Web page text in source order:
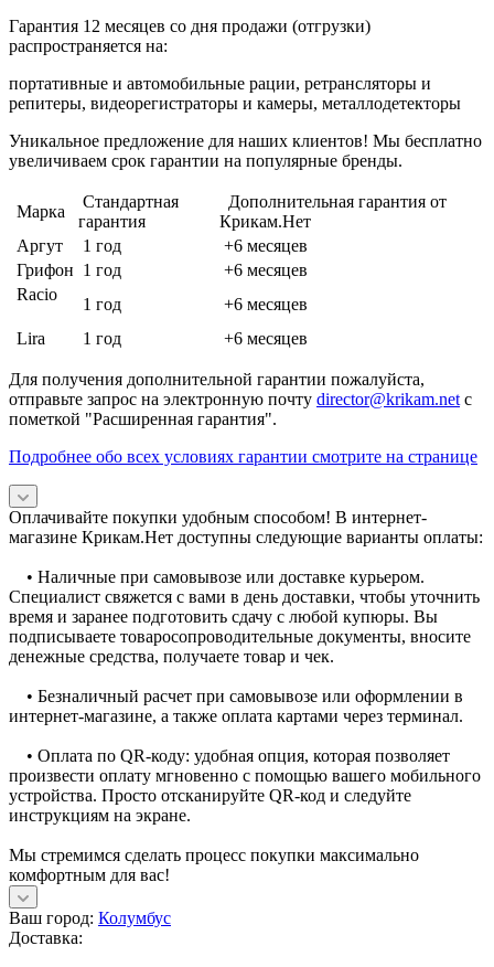
Гарантия 12 месяцев со дня продажи (отгрузки)
распространяется на:
портативные и автомобильные рации, ретрансляторы и
репитеры, видеорегистраторы и камеры, металлодетекторы
Уникальное предложение для наших клиентов! Мы бесплатно
увеличиваем срок гарантии на популярные бренды.
Марка
Стандартная
гарантия
Дополнительная гарантия от
Крикам.Нет
Аргут
1 год
+6 месяцев
Грифон 1 год
+6 месяцев
Racio
1 год
+6 месяцев
Lira
1 год +6 месяцев
Для получения дополнительной гарантии пожалуйста,
отправьте запрос на электронную почту director@krikam.netс
пометкой "Расширенная гарантия".
Подробнее обо всех условиях гарантии смотрите на странице
Оплачивайте покупки удобным способом! В интернет-
магазине Крикам.Нет доступны следующие варианты оплаты:
• Наличные при самовывозе или доставке курьером.
Специалист свяжется с вами в день доставки, чтобы уточнить
время и заранее подготовить сдачу с любой купюры. Вы
подписываете товаросопроводительные документы, вносите
денежные средства, получаете товар и чек.
• Безналичный расчет при самовывозе или оформлении в
интернет-магазине, а также оплата картами через терминал.
• Оплата по QR-коду: удобная опция, которая позволяет
произвести оплату мгновенно с помощью вашего мобильного
устройства. Просто отсканируйте QR-код и следуйте
инструкциям на экране.
Мы стремимся сделать процесс покупки максимально
комфортным для вас!
Ваш город: Колумбус
Доставка: